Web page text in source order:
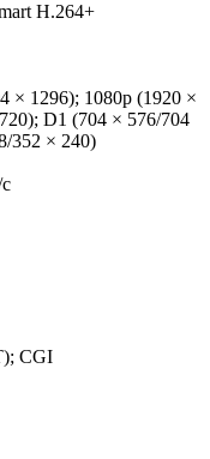
H.264+
× 1296); 1080p (1920 ×
D1 (704 × 576/704
352 × 240)
CGI